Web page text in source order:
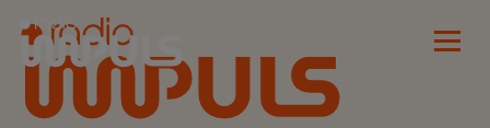
Radio Impuls